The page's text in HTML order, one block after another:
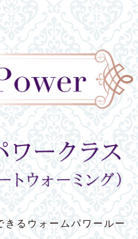
きるウォームパワールー